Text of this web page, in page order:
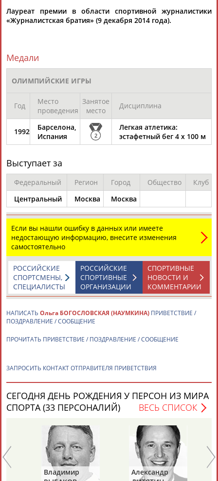
Каримжан
АБДРАХМАНОВ
Аделя
АБДРАХМАНОВА АБДУВАЛИЕВ
АБДУЛАЕВ
Рамазан
АБДУЛАЕВ
Тагир
АБДУЛАЕВ
Камиль
АБДУЛАЗИЗОВ
Загалав
АБДУЛБЕКОВ
Камалудин
АБДУЛДАУДОВ
Абдула
АБДУЛЖАЛИЛОВ
Магомед
АБДУЛКАГИРОВ
Назир
АБДУЛЛАЕВ
24 персон из 13181
ЕЩЁ ПЕРСОНЫ
ТАБЛО АКТИВНОСТИ
ЦЕЛИ ПРОЕКТА КОНТАКТЫ НАШИ КНОПКИ
Стадион, 1998-2026
Адресов в новостной рассылке: 996
Подпишись
Лауреат премии в области спортивной журналистики
«Журналистская братия» (9 декабря 2014 года).
Медали
ОЛИМПИЙСКИЕ ИГРЫ
Год
Место
проведения
Занятое
место
Дисциплина
1992
Барселона,
Испания
2
Легкая атлетика:
эстафетный бег 4 х 100 м
Выступает за
Федеральный Регион Город Общество
Клуб
Центральный
Москва Москва
Если вы нашли ошибку в данных или имеете
недостающую информацию, внесите изменения
самостоятельно
СПОРТИВНЫЕ
НОВОСТИ И
КОММЕНТАРИИ
РОССИЙСКИЕ
СПОРТИВНЫЕ
ОРГАНИЗАЦИИ
РОССИЙСКИЕ
СПОРТСМЕНЫ,
СПЕЦИАЛИСТЫ
НАПИСАТЬ Ольга БОГОСЛОВСКАЯ (НАУМКИНА) ПРИВЕТСТВИЕ /
ПОЗДРАВЛЕНИЕ / СООБЩЕНИЕ
ПРОЧИТАТЬ ПРИВЕТСТВИЕ / ПОЗДРАВЛЕНИЕ / СООБЩЕНИЕ
ЗАПРОСИТЬ КОНТАКТ ОТПРАВИТЕЛЯ ПРИВЕТСТВИЯ
СЕГОДНЯ ДЕНЬ РОЖДЕНИЯ У ПЕРСОН ИЗ МИРА
СПОРТА (33 ПЕРСОНАЛИЙ)
ВЕСЬ СПИСОК
Владимир
Александр